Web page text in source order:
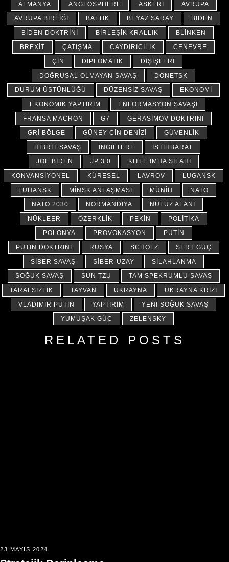
ALMANYA
ANGLOSPHERE ASKERI
AVRUPA
AVRUPA BIRLIĞI
BALTIK BEYAZ SARAY
BIDEN
BIDEN DOKTRINI
BIRLEŞIK KRALLIK
BLINKEN
BREXIT
ÇATIŞMA CAYDIRICILIK
CENEVRE
ÇIN
DIPLOMATIK
DIŞIŞLERI
DOĞRUSAL OLMAYAN SAVAŞ
DONETSK
DURUM ÜSTÜNLÜĞÜ
DÜZENSIZ SAVAŞ
EKONOMI
EKONOMIK YAPTIRIM
ENFORMASYON SAVAŞI
FRANSA MACRON
G7
GERASIMOV DOKTRINI
GRI BÖLGE
GÜNEY ÇIN DENIZI
GÜVENLIK
HIBRIT SAVAŞ
İNGILTERE
İSTIHBARAT
JOE BIDEN
JP 3.0
KITLE İMHA SILAHI
KONVANSIYONEL
KÜRESEL LAVROV
LUGANSK
LUHANSK
MINSK ANLAŞMASI MÜNIH
NATO
NATO 2030
NORMANDIYA
NÜFUZ ALANI
NÜKLEER
ÖZERKLIK PEKIN
POLITIKA
POLONYA
PROVOKASYON
PUTIN
PUTIN DOKTRINI
RUSYA SCHOLZ
SERT GÜÇ
SIBER SAVAŞ
SIBER-UZAY
SILAHLANMA
SOĞUK SAVAŞ
SUN TZU
TAM SPEKRUMLU SAVAŞ
TARAFSIZLIK
TAYVAN UKRAYNA
UKRAYNA KRIZI
VLADIMIR PUTIN
YAPTIRIM
YENI SOĞUK SAVAŞ
YUMUŞAK GÜÇ
ZELENSKY
RELATED POSTS
23 MAYIS 2024